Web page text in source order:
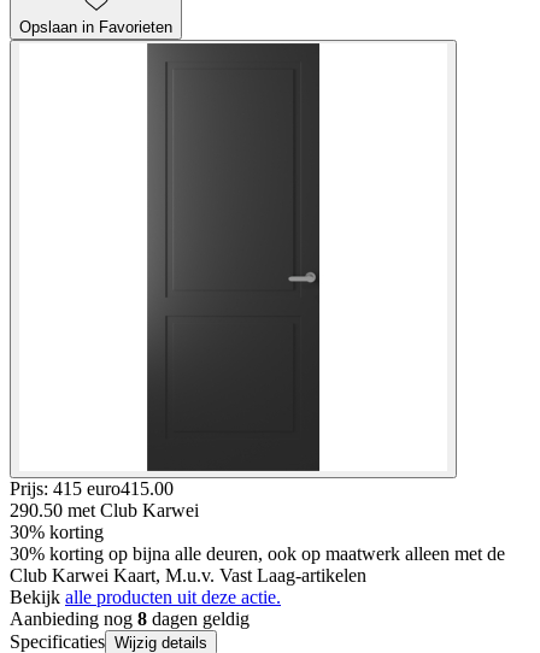
Opslaan in Favorieten
Prijs: 415 euro415.00
290.50 met Club Karwei
30% korting
30% korting op bijna alle deuren, ook op maatwerk alleen met de
Club Karwei Kaart, M.u.v. Vast Laag-artikelen
Bekijk alle producten uit deze actie.
Aanbieding nog 8 dagen geldig
Specificaties Wijzig details